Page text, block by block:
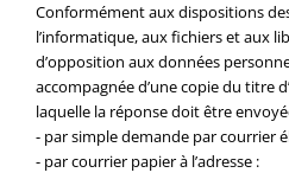
Conformément aux dispositions
l’informatique, aux fichiers et aux
d’opposition aux données
accompagnée d’une copie du titre
laquelle la réponse doit être
- par simple demande par courrier
- par courrier papier à l’adresse :